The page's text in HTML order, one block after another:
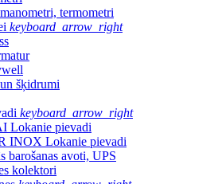
termometri
keyboard_arrow_right
šķidrumi
keyboard_arrow_right
Lokanie pievadi
INOX Lokanie pievadi
barošanas avoti, UPS
kolektori